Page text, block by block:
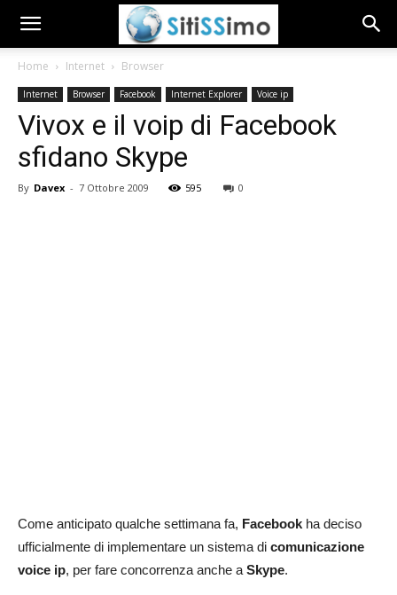
Home Internet Browser
Internet Browser Facebook Internet Explorer Voice ip
Vivox e il voip di Facebook
sfidano Skype
By Davex - 7 Ottobre 2009 595 0
Come anticipato qualche settimana fa, Facebook ha deciso
ufficialmente di implementare un sistema di comunicazione
voice ip, per fare concorrenza anche a Skype.